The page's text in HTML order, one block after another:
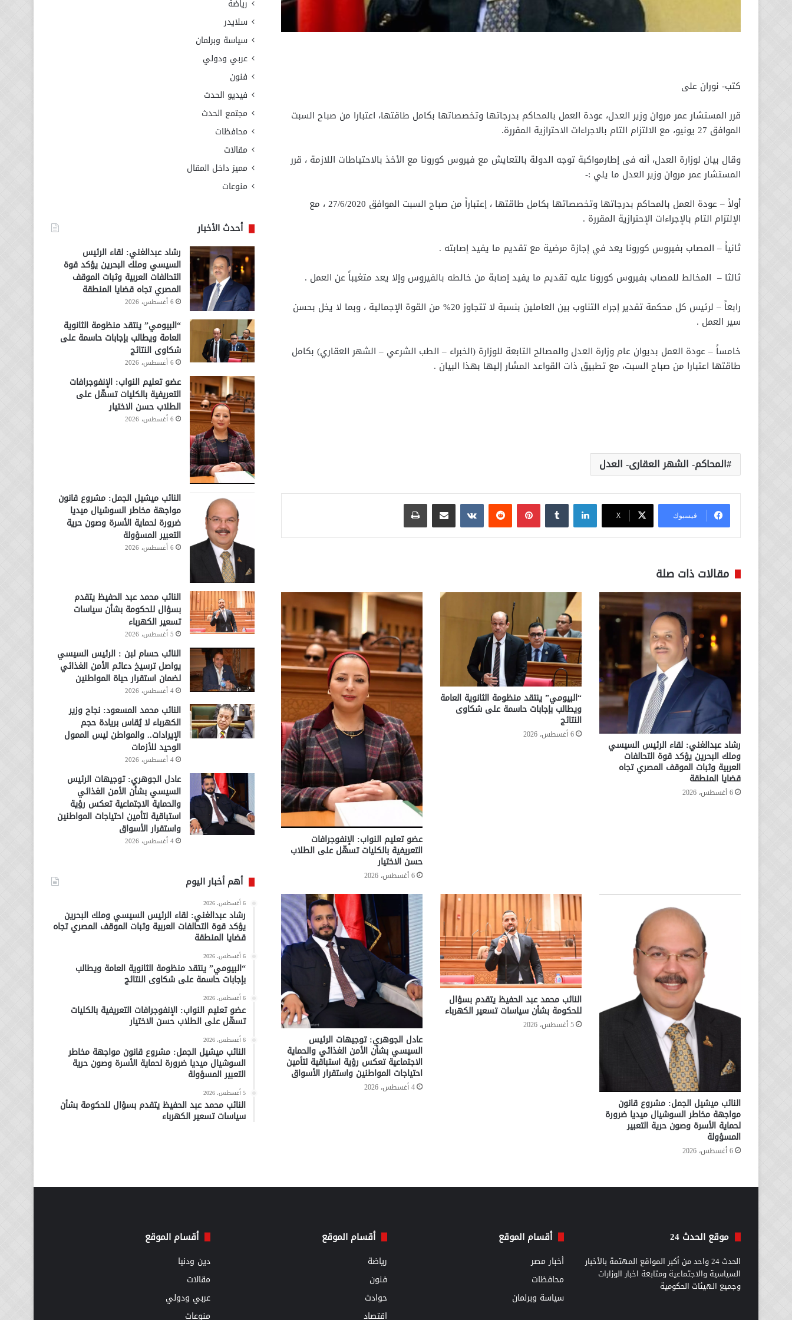
كتب- نوران على
قرر المستشار عمر مروان وزير العدل، عودة العمل بالمحاكم بدرجاتها وتخصصاتها بكامل طاقتها، اعتبارا من صباح السبت
الموافق 27 يونيو، مع الالتزام التام بالاجراءات الاحترازية المقررة.
وقال بيان لوزارة العدل، أنه فى إطارمواكبة توجه الدولة بالتعايش مع فيروس كورونا مع الأخذ بالاحتياطات اللازمة ، قرر
المستشار عمر مروان وزير العدل ما يلي :-
أولاً – عودة العمل بالمحاكم بدرجاتها وتخصصاتها بكامل طاقتها ، إعتباراً من صباح السبت الموافق 27/6/2020 ، مع
الإلتزام التام بالإجراءات الإحترازية المقررة .
ثانياً – المصاب بفيروس كورونا يعد في إجازة مرضية مع تقديم ما يفيد إصابته .
ثالثا – المخالط للمصاب بفيروس كورونا عليه تقديم ما يفيد إصابة من خالطه بالفيروس وإلا يعد متغيباً عن العمل .
رابعاً – لرئيس كل محكمة تقدير إجراء التناوب بين العاملين بنسبة لا تتجاوز 20% من القوة الإجمالية ، وبما لا يخل بحسن
سير العمل .
خامساً – عودة العمل بديوان عام وزارة العدل والمصالح التابعة للوزارة (الخبراء – الطب الشرعي – الشهر العقاري) بكامل
طاقتها اعتبارا من صباح السبت، مع تطبيق ذات القواعد المشار إليها بهذا البيان .
المحاكم- الشهر العقارى- العدل
فيسبوك ‫X
لينكدإن بينتيريست مشاركة عبر البريد طباعة
مقالات ذات صلة
رشاد عبدالغني: لقاء الرئيس السيسي
وملك البحرين يؤكد قوة التحالفات
العربية وثبات الموقف المصري تجاه
قضايا المنطقة
6 أغسطس، 2026
“البيومي” ينتقد منظومة الثانوية العامة
ويطالب بإجابات حاسمة على شكاوى
النتائج
6 أغسطس، 2026
عضو تعليم النواب: الإنفوجرافات
التعريفية بالكليات تسهّل على الطلاب
حسن الاختيار
6 أغسطس، 2026
النائب ميشيل الجمل: مشروع قانون
مواجهة مخاطر السوشيال ميديا ضرورة
لحماية الأسرة وصون حرية التعبير
المسؤولة
6 أغسطس، 2026
النائب محمد عبد الحفيظ يتقدم بسؤال
للحكومة بشأن سياسات تسعير الكهرباء
5 أغسطس، 2026
عادل الجوهري: توجيهات الرئيس
السيسي بشأن الأمن الغذائي والحماية
الاجتماعية تعكس رؤية استباقية لتأمين
احتياجات المواطنين واستقرار الأسواق
4 أغسطس، 2026
رياضة
سلايدر
سياسة وبرلمان
عربي ودولي
فنون
فيديو الحدث
مجتمع الحدث
محافظات
مقالات
مميز داخل المقال
منوعات
أحدث الأخبار
رشاد عبدالغني: لقاء الرئيس
السيسي وملك البحرين يؤكد قوة
التحالفات العربية وثبات الموقف
المصري تجاه قضايا المنطقة
6 أغسطس، 2026
“البيومي” ينتقد منظومة الثانوية
العامة ويطالب بإجابات حاسمة على
شكاوى النتائج
6 أغسطس، 2026
عضو تعليم النواب: الإنفوجرافات
التعريفية بالكليات تسهّل على
الطلاب حسن الاختيار
6 أغسطس، 2026
النائب ميشيل الجمل: مشروع قانون
مواجهة مخاطر السوشيال ميديا
ضرورة لحماية الأسرة وصون حرية
التعبير المسؤولة
6 أغسطس، 2026
النائب محمد عبد الحفيظ يتقدم
بسؤال للحكومة بشأن سياسات
تسعير الكهرباء
5 أغسطس، 2026
النائب حسام لبن : الرئيس السيسي
يواصل ترسيخ دعائم الأمن الغذائي
لضمان استقرار حياة المواطنين
4 أغسطس، 2026
النائب محمد المسعود: نجاح وزير
الكهرباء لا يُقاس بريادة حجم
الإيرادات.. والمواطن ليس الممول
الوحيد للأزمات
4 أغسطس، 2026
عادل الجوهري: توجيهات الرئيس
السيسي بشأن الأمن الغذائي
والحماية الاجتماعية تعكس رؤية
استباقية لتأمين احتياجات المواطنين
واستقرار الأسواق
4 أغسطس، 2026
أهم أخبار اليوم
6 أغسطس، 2026
رشاد عبدالغني: لقاء الرئيس السيسي وملك البحرين
يؤكد قوة التحالفات العربية وثبات الموقف المصري تجاه
قضايا المنطقة
6 أغسطس، 2026
“البيومي” ينتقد منظومة الثانوية العامة ويطالب
بإجابات حاسمة على شكاوى النتائج
6 أغسطس، 2026
عضو تعليم النواب: الإنفوجرافات التعريفية بالكليات
تسهّل على الطلاب حسن الاختيار
6 أغسطس، 2026
النائب ميشيل الجمل: مشروع قانون مواجهة مخاطر
السوشيال ميديا ضرورة لحماية الأسرة وصون حرية
التعبير المسؤولة
5 أغسطس، 2026
النائب محمد عبد الحفيظ يتقدم بسؤال للحكومة بشأن
سياسات تسعير الكهرباء
موقع الحدث 24
الحدث 24 واحد من أكبر المواقع المهتمة بالأخبار
السياسية والاجتماعية ومتابعة اخبار الوزارات
وجميع الهيئات الحكومية
أقسام الموقع
أخبار مصر
محافظات
سياسة وبرلمان
أقسام الموقع
رياضة
فنون
حوادث
اقتصاد
أقسام الموقع
دين ودنيا
مقالات
عربي ودولي
منوعات